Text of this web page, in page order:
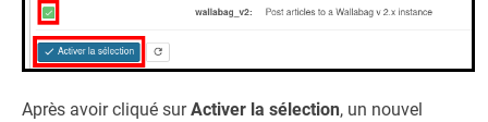
Après avoir cliqué surActiver la sélection, un nouvel